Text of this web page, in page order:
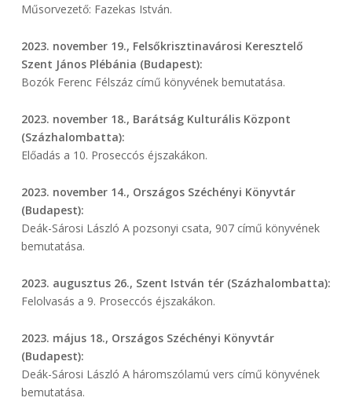
Műsorvezető: Fazekas István.
2023. november 19., Felsőkrisztinavárosi Keresztelő
Szent János Plébánia (Budapest):
Bozók Ferenc Félszáz című könyvének bemutatása.
2023. november 18., Barátság Kulturális Központ
(Százhalombatta):
Előadás a 10. Proseccós éjszakákon.
2023. november 14., Országos Széchényi Könyvtár
(Budapest):
Deák-Sárosi László A pozsonyi csata, 907 című könyvének
bemutatása.
2023. augusztus 26., Szent István tér (Százhalombatta):
Felolvasás a 9. Proseccós éjszakákon.
2023. május 18., Országos Széchényi Könyvtár
(Budapest):
Deák-Sárosi László A háromszólamú vers című könyvének
bemutatása.